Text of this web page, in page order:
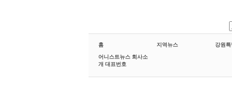
홈 지역뉴스 강원
어니스트뉴스 회사소
개 대표번호